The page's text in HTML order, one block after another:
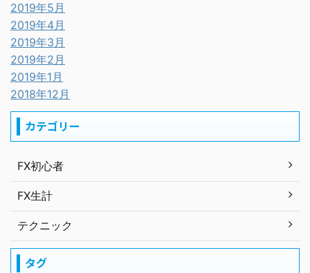
2019年5月
2019年4月
2019年3月
2019年2月
2019年1月
2018年12月
カテゴリー
FX初心者
FX生計
テクニック
タグ